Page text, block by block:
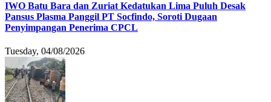
IWO Batu Bara dan Zuriat Kedatukan Lima Puluh Desak
Pansus Plasma Panggil PT Socfindo, Soroti Dugaan
Penyimpangan Penerima CPCL
Tuesday, 04/08/2026